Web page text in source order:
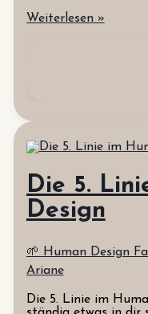
Die
Weiterlesen »
Die 5.
Design
🌱 Human Design
Ariane
Die 5. Linie im